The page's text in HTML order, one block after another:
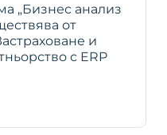
„Бизнес анализ
от
и
с ERP